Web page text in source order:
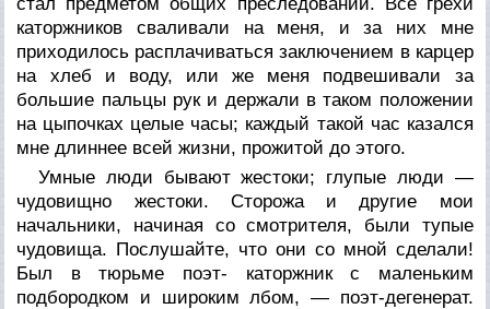
каторжников сваливали на меня, и за них мне
приходилось расплачиваться заключением в карцер
на хлеб и воду, или же меня подвешивали за
большие пальцы рук и держали в таком положении
на цыпочках целые часы; каждый такой час казался
мне длиннее всей жизни, прожитой до этого.
Умные люди бывают жестоки; глупые люди —
чудовищно жестоки. Сторожа и другие мои
начальники, начиная со смотрителя, были тупые
чудовища. Послушайте, что они со мной сделали!
Был в тюрьме поэт- каторжник с маленьким
подбородком и широким лбом, — поэт-дегенерат.